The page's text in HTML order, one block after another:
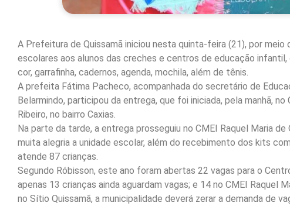
A Prefeitura de Quissamã iniciou nesta quinta-feira (21), por
escolares aos alunos das creches e centros de educação
cor, garrafinha, cadernos, agenda, mochila, além de tênis.
A prefeita Fátima Pacheco, acompanhada do secretário de
Belarmindo, participou da entrega, que foi iniciada, pela manhã,
Ribeiro, no bairro Caxias.
Na parte da tarde, a entrega prosseguiu no CMEI Raquel Maria
muita alegria a unidade escolar, além do recebimento dos kits
atende 87 crianças.
Segundo Róbisson, este ano foram abertas 22 vagas para o
apenas 13 crianças ainda aguardam vagas; e 14 no CMEI Raquel
no Sítio Quissamã, a municipalidade deverá zerar a demanda de